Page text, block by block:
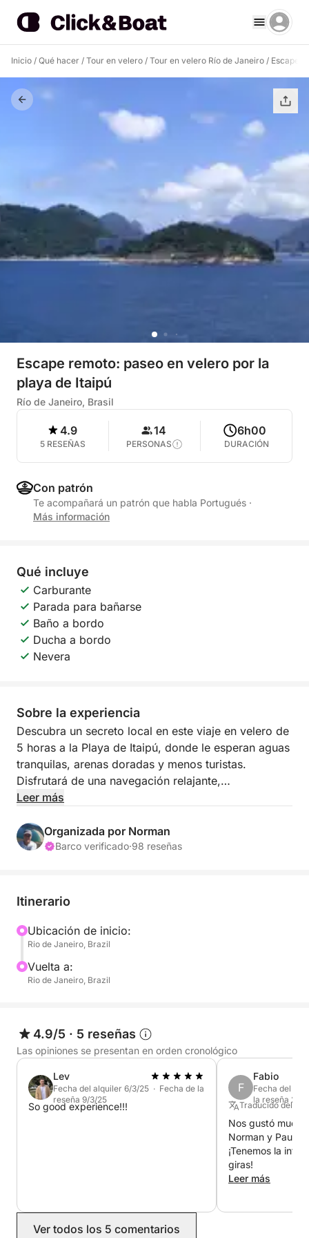
Inicio / Qué hacer / Tour en velero / Tour en velero Río de Janeiro / Escape
Escape remoto: paseo en velero por la
playa de Itaipú
Río de Janeiro, Brasil
4.9
5 RESEÑAS
14
PERSONAS
6h00
DURACIÓN
Con patrón
Te acompañará un patrón que habla Portugués ·
Más información
Qué incluye
Carburante
Parada para bañarse
Baño a bordo
Ducha a bordo
Nevera
Sobre la experiencia
Descubra un secreto local en este viaje en velero de
5 horas a la Playa de Itaipú, donde le esperan aguas
tranquilas, arenas doradas y menos turistas.
Disfrutará de una navegación relajante,
impresionantes vistas de la costa de Río y tiempo de
escapada refrescante que le hará sentir como en un
mundo aparte de la ciudad.
conexión más cercana con la naturaleza de Río. Con
relajado a bordo, cada momento se siente especial.
Le facilitamos disfrutar de la simplicidad, el paisaje
y la serenidad.
Leer más
Organizada por Norman
Barco verificado·98 reseñas
Itinerario
Ubicación de inicio:
Rio de Janeiro, Brazil
Vuelta a:
Rio de Janeiro, Brazil
4.9/5 · 5 reseñas
Las opiniones se presentan en orden cronológico
Lev
Fecha del alquiler 6/3/25 · Fecha de la
reseña 9/3/25
So good experience!!!
F
Fabio
Fecha del
la reseña 21/
Traducido del
Nos gustó
Norman y Paulo
¡Tenemos la
giras!
Leer más
Ver todos los 5 comentarios